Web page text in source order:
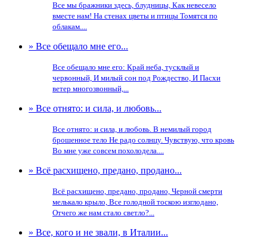
Все мы бражники здесь, блудницы, Как невесело
вместе нам! На стенах цветы и птицы Томятся по
облакам....
» Все обещало мне его...
Все обещало мне его: Край неба, тусклый и
червонный, И милый сон под Рождество, И Пасхи
ветер многозвонный,...
» Все отнято: и сила, и любовь...
Все отнято: и сила, и любовь. В немилый город
брошенное тело Не радо солнцу. Чувствую, что кровь
Во мне уже совсем похолодела....
» Всё расхищено, предано, продано...
Всё расхищено, предано, продано, Черной смерти
мелькало крыло, Все голодной тоскою изглодано,
Отчего же нам стало светло?...
» Все, кого и не звали, в Италии...